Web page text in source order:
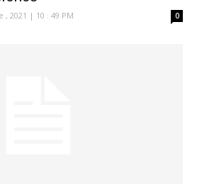
, 2021 | 10 : 49 PM 0